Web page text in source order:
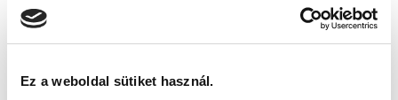
Ez a weboldal sütiket használ.